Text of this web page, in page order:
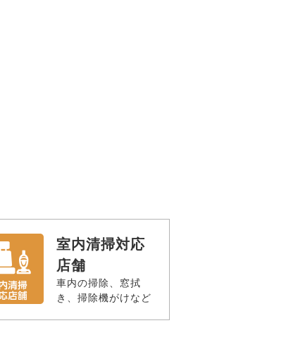
室内清掃対応
店舗
車内の掃除、窓拭
き、掃除機がけなど